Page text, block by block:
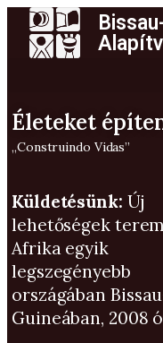
Életeket
„Construindo Vidas”​
Küldetésünk: Új
lehetőségek
Afrika egyik
legszegényebb
országában
Guineában, 2008